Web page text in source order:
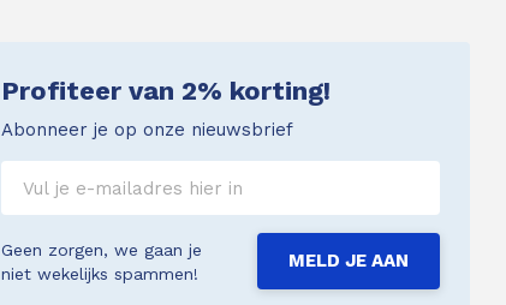
Profiteer van 2% korting!
Abonneer je op onze nieuwsbrief
Geen zorgen, we gaan je
niet wekelijks spammen!
MELD JE AAN